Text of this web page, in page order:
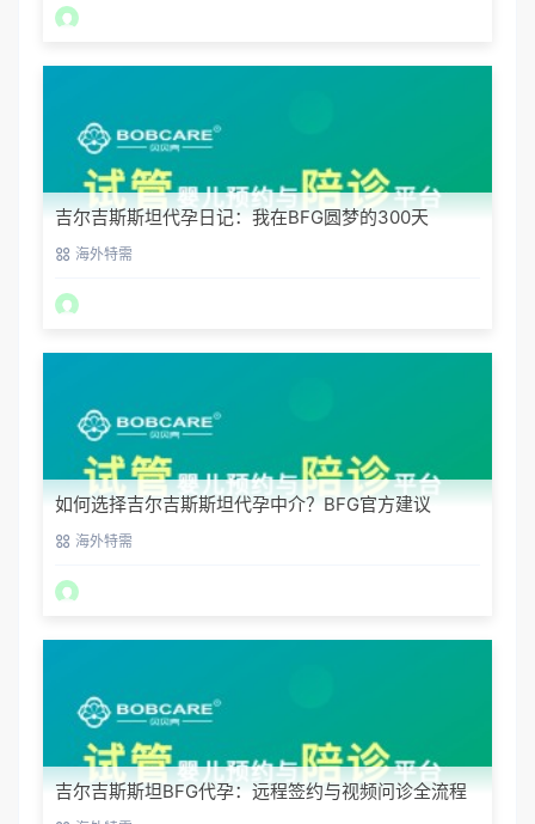
吉尔吉斯斯坦代孕日记：我在BFG圆梦的300天
海外特需
如何选择吉尔吉斯斯坦代孕中介？BFG官方建议
海外特需
吉尔吉斯斯坦BFG代孕：远程签约与视频问诊全流程